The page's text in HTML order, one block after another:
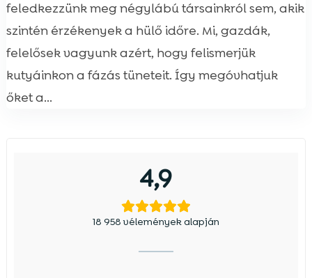
feledkezzünk meg négylábú társainkról sem, akik
szintén érzékenyek a hülő időre. Mi, gazdák,
felelősek vagyunk azért, hogy felismerjük
kutyáinkon a fázás tüneteit. Így megóvhatjuk
őket a...
4,9
18 958 vélemények alapján